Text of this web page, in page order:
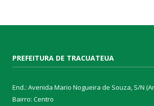
PREFEITURA DE TRACUATEUA
End.: Avenida Mario Nogueira de Souza, S/N
Bairro: Centro